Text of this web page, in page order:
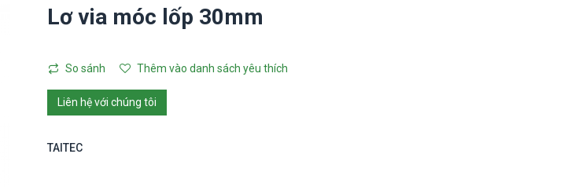
Lơ via móc lốp 30mm
So sánh Thêm vào danh sách yêu thích
Liên hệ với chúng tôi
TAITEC